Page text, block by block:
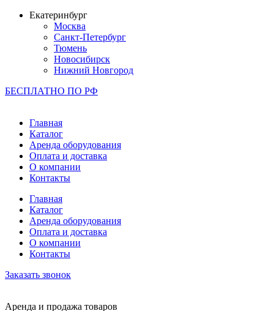
Екатеринбург
Москва
Санкт-Петербург
Тюмень
Новосибирск
Нижний Новгород
БЕСПЛАТНО ПО РФ
Главная
Каталог
Аренда оборудования
Оплата и доставка
О компании
Контакты
Главная
Каталог
Аренда оборудования
Оплата и доставка
О компании
Контакты
Заказать звонок
Аренда и продажа товаров